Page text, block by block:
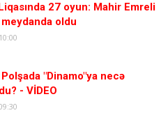
27 oyun: Mahir Emreli
oldu
"Dinamo"ya necə
- VİDEO